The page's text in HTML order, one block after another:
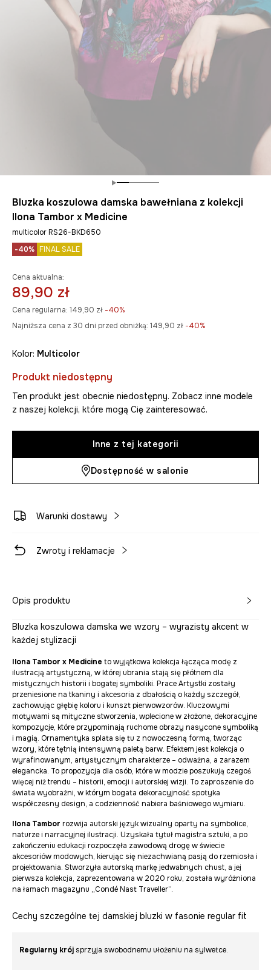
Bluzka koszulowa damska bawełniana z kolekcji
Ilona Tambor x Medicine
multicolor RS26-BKD650
-40% FINAL SALE
Cena aktualna:
89,90 zł
Cena regularna: 149,90 zł -40%
Najniższa cena z 30 dni przed obniżką: 149,90 zł -40%
Kolor: multicolor
Produkt niedostępny
Ten produkt jest obecnie niedostępny. Zobacz inne modele
z naszej kolekcji, które mogą Cię zainteresować.
Inne z tej kategorii
Dostępność w salonie
Warunki dostawy
Zwroty i reklamacje
Opis produktu
Bluzka koszulowa damska we wzory – wyrazisty akcent w
każdej stylizacji
Ilona Tambor x Medicine to wyjątkowa kolekcja łącząca modę z
ilustracją artystyczną, w której ubrania stają się płótnem dla
mistycznych historii i bogatej symboliki. Prace Artystki zostały
przeniesione na tkaniny i akcesoria z dbałością o każdy szczegół,
zachowując głębię koloru i kunszt pierwowzorów. Kluczowymi
motywami są mityczne stworzenia, wplecione w złożone, dekoracyjne
kompozycje, które przypominają ruchome obrazy nasycone symboliką
i magią. Ornamentyka splata się tu z nowoczesną formą, tworząc
wzory, które tętnią intensywną paletą barw. Efektem jest kolekcja o
wyrafinowanym, artystycznym charakterze – odważna, a zarazem
elegancka. To propozycja dla osób, które w modzie poszukują czegoś
więcej niż trendu – historii, emocji i autorskiej wizji. To zaproszenie do
świata wyobraźni, w którym bogata dekoracyjność spotyka
współczesny design, a codzienność nabiera baśniowego wymiaru.
Ilona Tambor rozwija autorski język wizualny oparty na symbolice,
naturze i narracyjnej ilustracji. Uzyskała tytuł magistra sztuki, a po
zakończeniu edukacji rozpoczęła zawodową drogę w świecie
akcesoriów modowych, kierując się niezachwianą pasją do rzemiosła i
projektowania. Stworzyła autorską markę jedwabnych chust, a jej
pierwsza kolekcja, zaprezentowana w 2020 roku, została wyróżniona
na łamach magazynu „Condé Nast Traveller”.
Cechy szczególne tej damskiej bluzki w fasonie regular fit
Regularny krój sprzyja swobodnemu ułożeniu na sylwetce.